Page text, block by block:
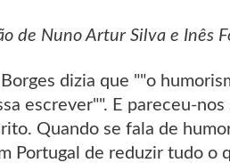
de Nuno Artur Silva e Inês
dizia que ""o
escrever"". E pareceu-
Quando se fala de
Portugal de reduzir tudo o